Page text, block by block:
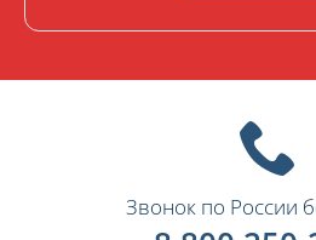
Звонок по России